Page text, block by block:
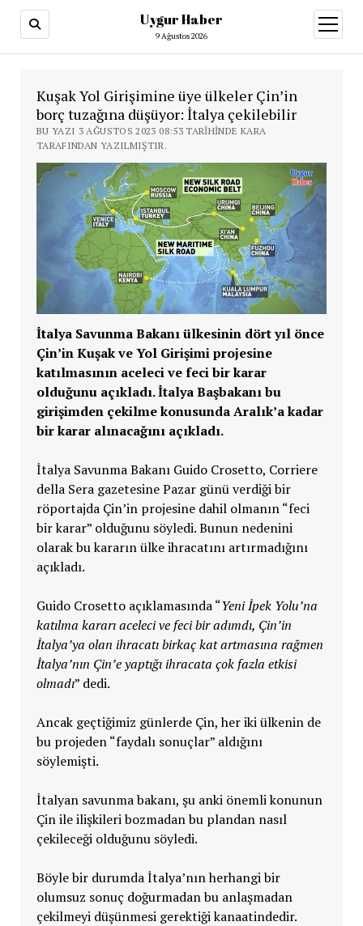
Uygur Haber
9 Ağustos 2026
aç
Kuşak Yol Girişimine üye ülkeler Çin’in
borç tuzağına düşüyor: İtalya çekilebilir
BU YAZI 3 AĞUSTOS 2023 08:53 TARIHINDE KARA
TARAFINDAN YAZILMIŞTIR.
İtalya Savunma Bakanı ülkesinin dört yıl önce
Çin’in Kuşak ve Yol Girişimi projesine
katılmasının aceleci ve feci bir karar
olduğunu açıkladı. İtalya Başbakanı bu
girişimden çekilme konusunda Aralık’a kadar
bir karar alınacağını açıkladı.
İtalya Savunma Bakanı Guido Crosetto, Corriere
della Sera gazetesine Pazar günü verdiği bir
röportajda Çin’in projesine dahil olmanın “feci
bir karar” olduğunu söyledi. Bunun nedenini
olarak bu kararın ülke ihracatını artırmadığını
açıkladı.
Guido Crosetto açıklamasında “Yeni İpek Yolu’na
katılma kararı aceleci ve feci bir adımdı, Çin’in
İtalya’ya olan ihracatı birkaç kat artmasına rağmen
İtalya’nın Çin’e yaptığı ihracata çok fazla etkisi
olmadı” dedi.
Ancak geçtiğimiz günlerde Çin, her iki ülkenin de
bu projeden “faydalı sonuçlar” aldığını
söylemişti.
İtalyan savunma bakanı, şu anki önemli konunun
Çin ile ilişkileri bozmadan bu plandan nasıl
çekileceği olduğunu söyledi.
Böyle bir durumda İtalya’nın herhangi bir
olumsuz sonuç doğurmadan bu anlaşmadan
çekilmeyi düşünmesi gerektiği kanaatindedir.